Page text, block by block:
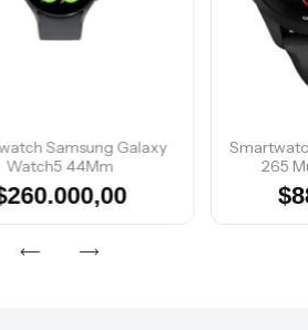
Samsung Galaxy
Watch5 44Mm
265